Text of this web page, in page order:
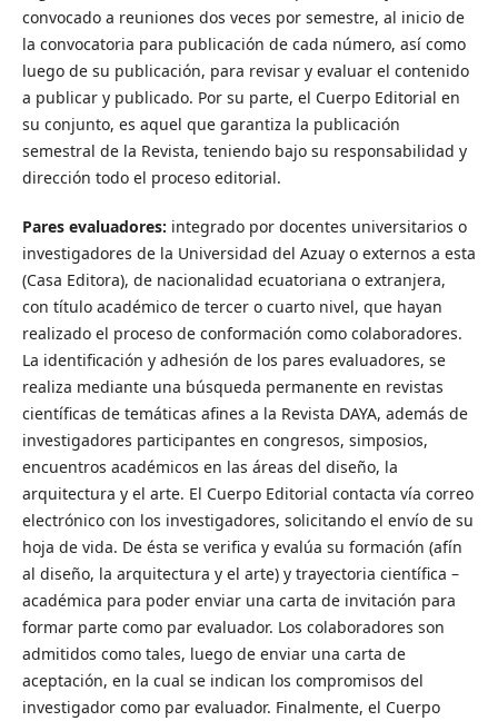
convocado a reuniones dos veces por semestre, al inicio de
la convocatoria para publicación de cada número, así como
luego de su publicación, para revisar y evaluar el contenido
a publicar y publicado. Por su parte, el Cuerpo Editorial en
su conjunto, es aquel que garantiza la publicación
semestral de la Revista, teniendo bajo su responsabilidad y
dirección todo el proceso editorial.
Pares evaluadores: integrado por docentes universitarios o
investigadores de la Universidad del Azuay o externos a esta
(Casa Editora), de nacionalidad ecuatoriana o extranjera,
con título académico de tercer o cuarto nivel, que hayan
realizado el proceso de conformación como colaboradores.
La identificación y adhesión de los pares evaluadores, se
realiza mediante una búsqueda permanente en revistas
científicas de temáticas afines a la Revista DAYA, además de
investigadores participantes en congresos, simposios,
encuentros académicos en las áreas del diseño, la
arquitectura y el arte. El Cuerpo Editorial contacta vía correo
electrónico con los investigadores, solicitando el envío de su
hoja de vida. De ésta se verifica y evalúa su formación (afín
al diseño, la arquitectura y el arte) y trayectoria científica –
académica para poder enviar una carta de invitación para
formar parte como par evaluador. Los colaboradores son
admitidos como tales, luego de enviar una carta de
aceptación, en la cual se indican los compromisos del
investigador como par evaluador. Finalmente, el Cuerpo